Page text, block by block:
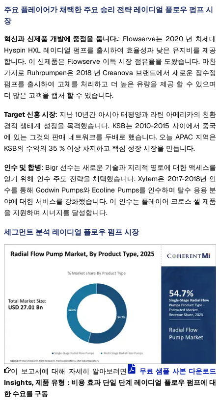
주요 플레이어가 채택한 주요 승리 전략 레이디얼 플로우 펌프 시
장
혁신과 신제품 개발에 중점을 둡니다.: Flowserve는 2020 년 차세대
Hyspin HXL 레이디얼 펌프를 출시하여 효율성과 낮은 유지비를 제공
합니다. 이 신제품은 Flowserve 이득 시장 점유율을 도왔습니다. 마찬
가지로 Ruhrpumpen은 2018 년 Creanova 브랜드에서 새로운 잠수정
펌프를 출시하여 고체를 처리하고 더 높은 유량을 제공 할 수 있으며
더 많은 고객을 캡처 할 수 있습니다.
Target 신흥 시장: 지난 10년간 아시아 태평양과 라틴 아메리카의 친환
경적 생태계 성장을 목격했습니다. KSB는 2010-2015 사이에서 중국
에 있는 그것의 판매 네트워크를 두배로 했습니다. 오늘 APAC 지역은
KSB의 수익의 35 % 이상 차지하고 핵심 성장 시장을 만듭니다.
인수 및 합병: Bigr 선수는 새로운 기술과 지리적 영토에 대한 액세스를
얻기 위해 인수 주도 전략을 채택했습니다. Xylem은 2017-2018년 인
수를 통해 Godwin Pumps와 Ecoline Pumps를 인수하여 탈수 응용 분
야에 대한 서비스를 강화했습니다. 이 인수는 플레이어 크로스 셀 제품
을 지원하며 시너지를 달성합니다.
세그먼트 분석 레이디얼 플로우 펌프 시장
이 보고서에 대해 자세히 알아보려면
무료 샘플 사본 다운로드
Insights, 제품 유형 : 비용 효과 단일 단계 레이디얼 플로우 펌프에 대
한 수요를 구동